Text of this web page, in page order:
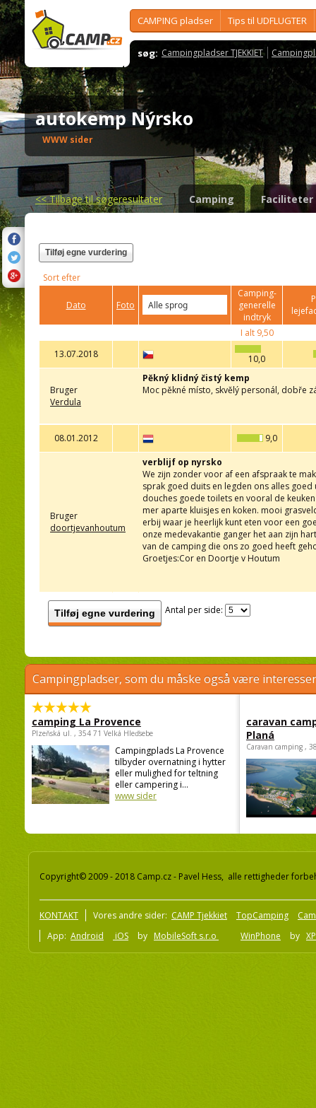
CAMPING pladser Tips til UDFLUGTER
søg: Campingpladser TJEKKIET
autokemp Nýrsko
WWW sider
<<Tilbage til søgeresultater Camping Faciliteter
Tilføj egne vurdering
Sort efter
Dato Foto
Camping-
generelle
indtryk
I alt9,50
13.07.2018
10,0
Bruger
Verdula
Pěkný klidný čistý kemp
Moc pěkné místo, skvělý personál, dobře
08.01.2012 9,0
Bruger
doortjevanhoutum
verblijf op nyrsko
We zijn zonder voor af een afspraak te
sprak goed duits en legden ons alles
douches goede toilets en vooral de
mer aparte kluisjes en koken. mooi
erbij waar je heerlijk kunt eten voor een
onze medevakantie ganger het aan zijn
van de camping die ons zo goed heeft
Groetjes:Cor en Doortje v Houtum
Tilføj egne vurdering Antal per side:
Campingpladser, som du måske også være
camping La Provence
Plzeňská ul. , 354 71 Velká Hleďsebe
Campingplads La Provence
tilbyder overnatning i hytter
eller mulighed for teltning
eller campering i...
www sider
caravan
Planá
Caravan camping ,
Copyright© 2009 - 2018 Camp.cz - Pavel Hess, alle rettigheder
KONTAKT Vores andre sider: CAMP Tjekkiet TopCamping
App: Android iOS by MobileSoft s.r.o WinPhone by